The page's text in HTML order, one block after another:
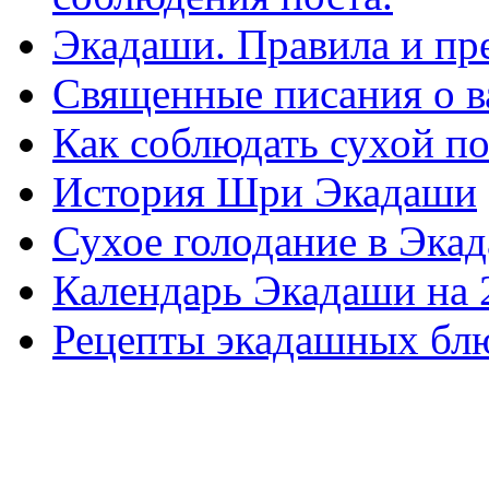
Экадаши. Правила и
Священные писания о
Как соблюдать сухой
История Шри Экадаши
Сухое голодание в
Календарь Экадаши на
Рецепты экадашных